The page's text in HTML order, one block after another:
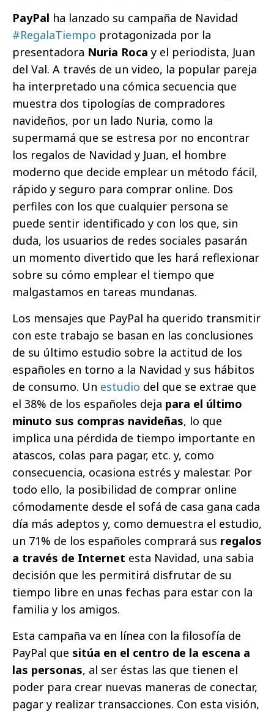
PayPal ha lanzado su campaña de Navidad
#RegalaTiempo protagonizada por la
presentadora Nuria Roca y el periodista, Juan
del Val. A través de un video, la popular pareja
ha interpretado una cómica secuencia que
muestra dos tipologías de compradores
navideños, por un lado Nuria, como la
supermamá que se estresa por no encontrar
los regalos de Navidad y Juan, el hombre
moderno que decide emplear un método fácil,
rápido y seguro para comprar online. Dos
perfiles con los que cualquier persona se
puede sentir identificado y con los que, sin
duda, los usuarios de redes sociales pasarán
un momento divertido que les hará reflexionar
sobre su cómo emplear el tiempo que
malgastamos en tareas mundanas.
Los mensajes que PayPal ha querido transmitir
con este trabajo se basan en las conclusiones
de su último estudio sobre la actitud de los
españoles en torno a la Navidad y sus hábitos
de consumo. Un estudio del que se extrae que
el 38% de los españoles deja para el último
minuto sus compras navideñas, lo que
implica una pérdida de tiempo importante en
atascos, colas para pagar, etc. y, como
consecuencia, ocasiona estrés y malestar. Por
todo ello, la posibilidad de comprar online
cómodamente desde el sofá de casa gana cada
día más adeptos y, como demuestra el estudio,
un 71% de los españoles comprará sus regalos
a través de Internet esta Navidad, una sabia
decisión que les permitirá disfrutar de su
tiempo libre en unas fechas para estar con la
familia y los amigos.
Esta campaña va en línea con la filosofía de
PayPal que sitúa en el centro de la escena a
las personas, al ser éstas las que tienen el
poder para crear nuevas maneras de conectar,
pagar y realizar transacciones. Con esta visión,